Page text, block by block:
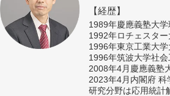
【経歴】
1989年慶應義塾大学
1992年ロチェスター
1996年東京工業大
1996年筑波大学社会
2008年4月慶應義塾
2023年4月内閣府 科
研究分野は応用統計